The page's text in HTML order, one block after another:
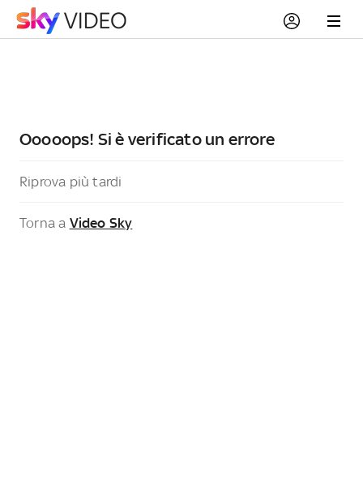
Ooooops! Si è verificato un errore
Riprova più tardi
Torna a Video Sky